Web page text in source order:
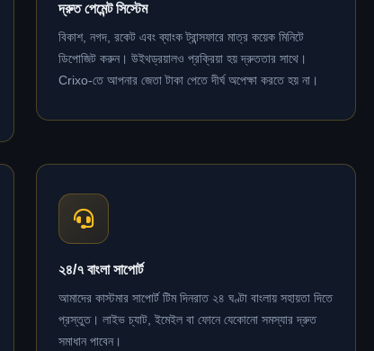
দ্রুত পেমেন্ট সিস্টেম
বিকাশ, নগদ, রকেট এবং ব্যাংক ট্রান্সফারে মাত্র কয়েক মিনিটে
ডিপোজিট করুন। উইথড্রয়ালও প্রক্রিয়া হয় দ্রুততার সাথে।
Crixo-তে আপনার জেতা টাকা পেতে দীর্ঘ অপেক্ষা করতে হয় না।
২৪/৭ বাংলা সাপোর্ট
আমাদের কাস্টমার সাপোর্ট টিম দিনরাত ২৪ ঘণ্টা বাংলায় সহায়তা দিতে
প্রস্তুত। লাইভ চ্যাট, ইমেইল বা ফোনে যেকোনো সমস্যার দ্রুত
সমাধান পাবেন।